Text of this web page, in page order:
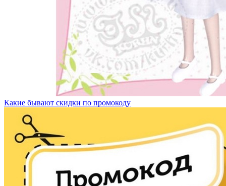
Какие бывают скидки по промокоду